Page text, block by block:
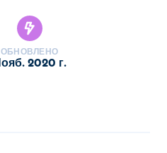
ОБНОВЛЕНО
нояб. 2020 г.